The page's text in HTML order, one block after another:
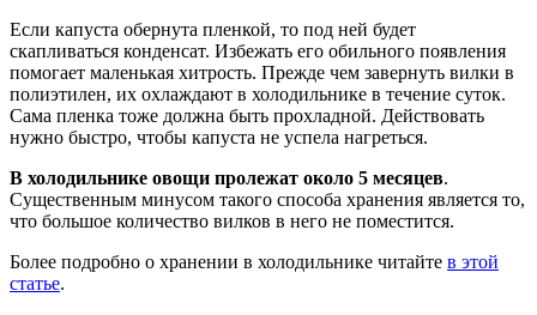
Если капуста обернута пленкой, то под ней будет
скапливаться конденсат. Избежать его обильного появления
помогает маленькая хитрость. Прежде чем завернуть вилки в
полиэтилен, их охлаждают в холодильнике в течение суток.
Сама пленка тоже должна быть прохладной. Действовать
нужно быстро, чтобы капуста не успела нагреться.
В холодильнике овощи пролежат около 5 месяцев.
Существенным минусом такого способа хранения является то,
что большое количество вилков в него не поместится.
Более подробно о хранении в холодильнике читайте в этой
статье.